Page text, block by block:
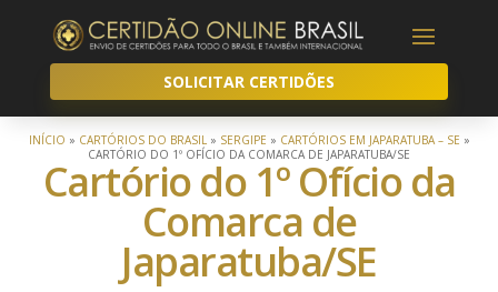
SOLICITAR CERTIDÕES
INÍCIO » CARTÓRIOS DO BRASIL» SERGIPE » CARTÓRIOS EM JAPARATUBA – SE »
CARTÓRIO DO 1º OFÍCIO DA COMARCA DE JAPARATUBA/SE
Cartório do 1º Ofício da
Comarca de
Japaratuba/SE